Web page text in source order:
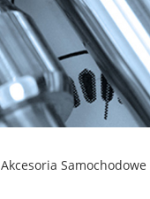
Akcesoria